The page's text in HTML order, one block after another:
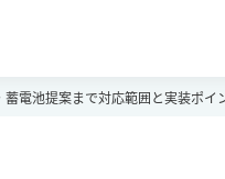
電池提案まで対応範囲と実装ポイ